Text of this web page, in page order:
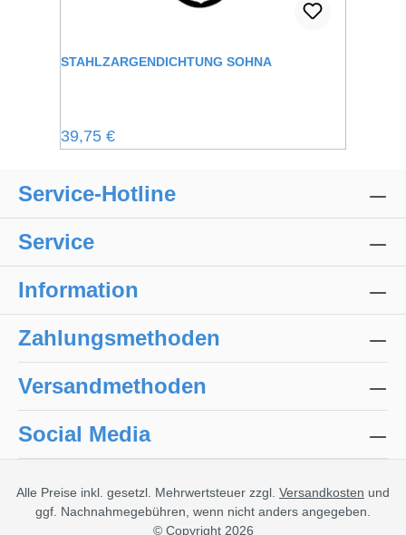
STAHLZARGENDICHTUNG SOHNA
Regulärer Preis:
39,75 €
Service-Hotline
Service
Information
Zahlungsmethoden
Versandmethoden
Social Media
Alle Preise inkl. gesetzl. Mehrwertsteuer zzgl. Versandkosten und
ggf. Nachnahmegebühren, wenn nicht anders angegeben.
© Copyright 2026